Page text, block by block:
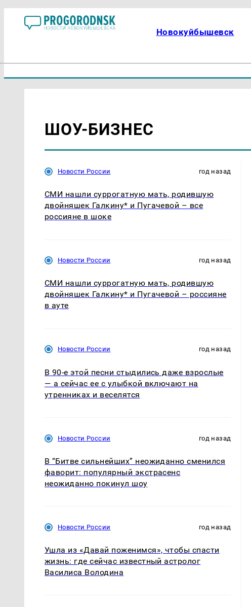
Новокуйбышевск
ШОУ-БИЗНЕС
Новости России год назад
СМИ нашли суррогатную мать, родившую
двойняшек Галкину* и Пугачевой – все
россияне в шоке
Новости России год назад
СМИ нашли суррогатную мать, родившую
двойняшек Галкину* и Пугачевой – россияне
в ауте
Новости России год назад
В 90-е этой песни стыдились даже взрослые
— а сейчас ее с улыбкой включают на
утренниках и веселятся
Новости России год назад
В “Битве сильнейших” неожиданно сменился
фаворит: популярный экстрасенс
неожиданно покинул шоу
Новости России год назад
Ушла из «Давай поженимся», чтобы спасти
жизнь: где сейчас известный астролог
Василиса Володина